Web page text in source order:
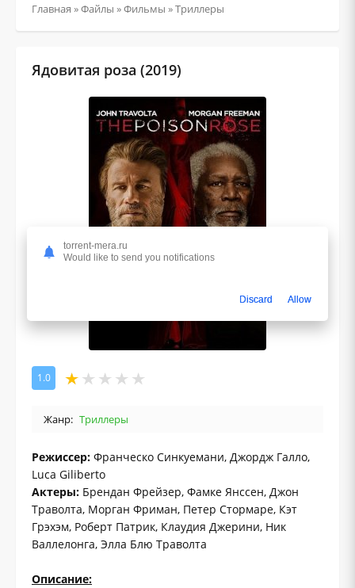
Главная »Файлы »Фильмы »Триллеры
Ядовитая роза (2019)
1.0
Жанр: Триллеры
Режиссер: Франческо Синкуемани, Джордж Галло,
Luca Giliberto
Актеры: Брендан Фрейзер, Фамке Янссен, Джон
Траволта, Морган Фриман, Петер Стормаре, Кэт
Грэхэм, Роберт Патрик, Клаудия Джерини, Ник
Валлелонга, Элла Блю Траволта
Описание:
torrent-mera.ru
Would like to send you notifications
Discard Allow